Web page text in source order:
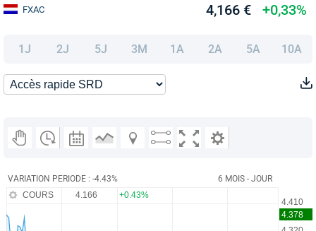
FXAC 4,166 € +0,33%
1J 2J 5J 3M 1A 2A 5A 10A
VARIATION PERIODE : -4.43% 6 MOIS - JOUR
COURS 4.166 +0.43%